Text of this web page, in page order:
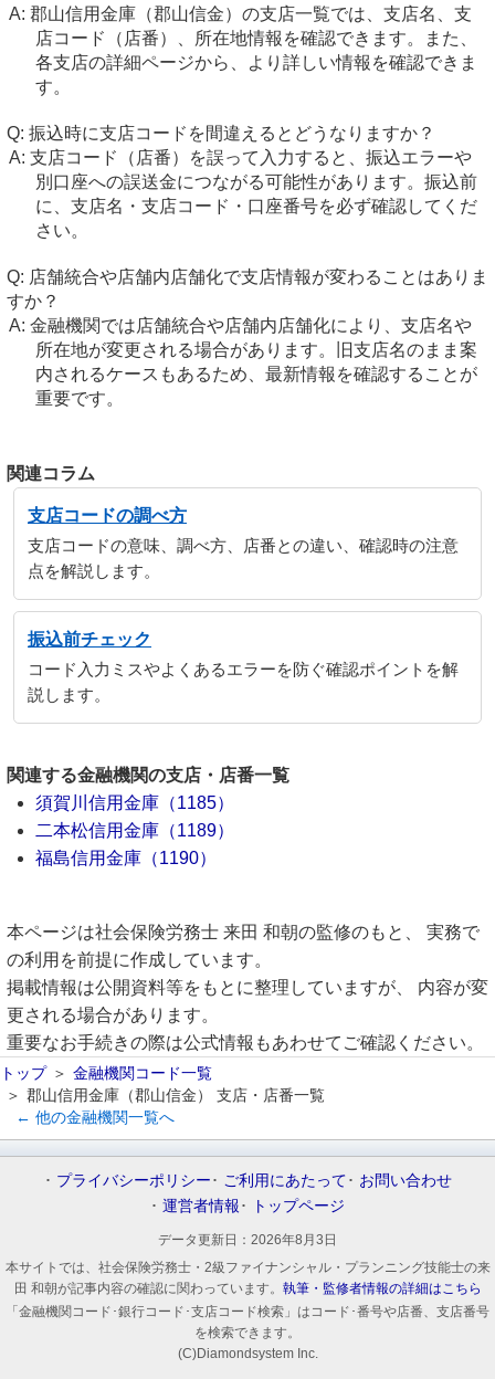
郡山信用金庫（郡山信金）の支店一覧では、支店名、支
店コード（店番）、所在地情報を確認できます。また、
各支店の詳細ページから、より詳しい情報を確認できま
す。
振込時に支店コードを間違えるとどうなりますか？
支店コード（店番）を誤って入力すると、振込エラーや
別口座への誤送金につながる可能性があります。振込前
に、支店名・支店コード・口座番号を必ず確認してくだ
さい。
店舗統合や店舗内店舗化で支店情報が変わることはありま
すか？
金融機関では店舗統合や店舗内店舗化により、支店名や
所在地が変更される場合があります。旧支店名のまま案
内されるケースもあるため、最新情報を確認することが
重要です。
関連コラム
支店コードの調べ方
支店コードの意味、調べ方、店番との違い、確認時の注意
点を解説します。
振込前チェック
コード入力ミスやよくあるエラーを防ぐ確認ポイントを解
説します。
関連する金融機関の支店・店番一覧
須賀川信用金庫（1185）
二本松信用金庫（1189）
福島信用金庫（1190）
本ページは社会保険労務士 来田 和朝の監修のもと、 実務で
の利用を前提に作成しています。
掲載情報は公開資料等をもとに整理していますが、 内容が変
更される場合があります。
重要なお手続きの際は公式情報もあわせてご確認ください。
トップ
金融機関コード一覧
郡山信用金庫（郡山信金） 支店・店番一覧
← 他の金融機関一覧へ
プライバシーポリシー ご利用にあたって
お問い合わせ
運営者情報
トップページ
データ更新日： 2026年8月3日
本サイトでは、社会保険労務士・2級ファイナンシャル・プランニング技能士の来
田 和朝が記事内容の確認に関わっています。 執筆・監修者情報の詳細はこちら
「金融機関コード･銀行コード･支店コード検索」はコード･番号や店番、支店番号
を検索できます。
(C)Diamondsystem Inc.